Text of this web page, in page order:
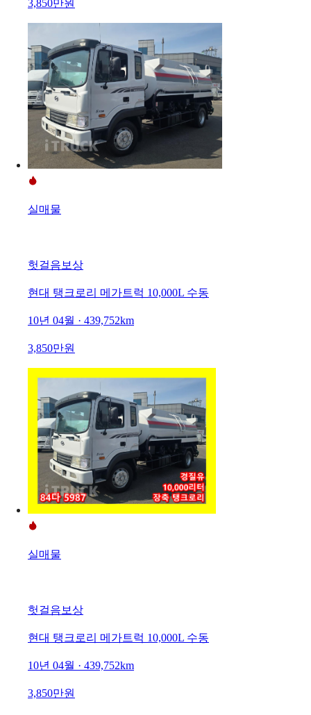
3,850만원
실매물
헛걸음보상
현대 탱크로리 메가트럭 10,000L 수동
10년 04월 · 439,752km
3,850만원
실매물
헛걸음보상
현대 탱크로리 메가트럭 10,000L 수동
10년 04월 · 439,752km
3,850만원